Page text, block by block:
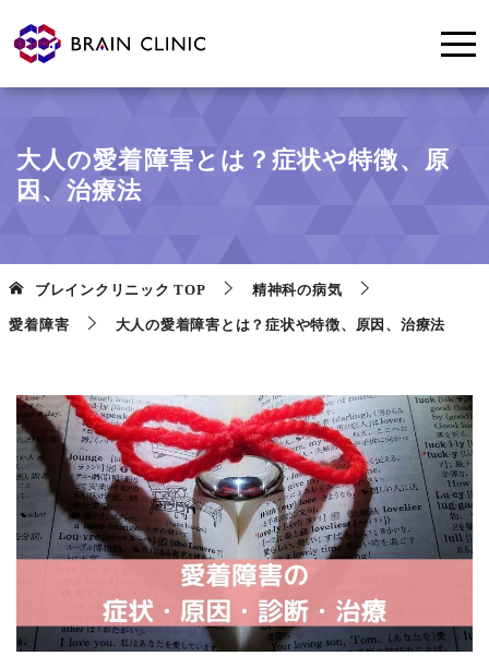
大人の愛着障害とは？症状や特徴、原
因、治療法
ブレインクリニック TOP 精神科の病気
愛着障害 大人の愛着障害とは？症状や特徴、原因、治療法